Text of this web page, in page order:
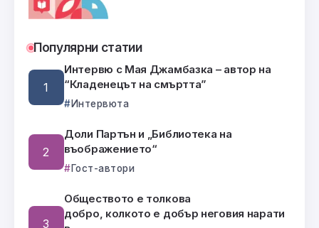
Популярни статии
Интервю с Мая Джамбазка – автор на
“Кладенецът на смъртта”
Интервюта
Доли Партън и „Библиотека на
въображението“
Гост-автори
Обществото е толкова
добро, колкото е добър неговия нарати